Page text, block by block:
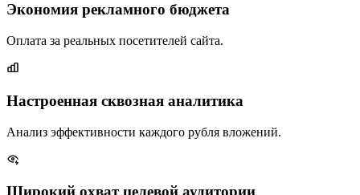
Экономия рекламного бюджета
Оплата за реальных посетителей сайта.
Настроенная сквозная аналитика
Анализ эффективности каждого рубля вложений.
Широкий охват целевой аудитории